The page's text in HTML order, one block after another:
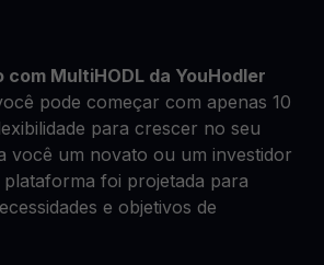
MultiHODL da YouHodler
pode começar com apenas 10
para crescer no seu
você um novato ou um investidor
foi projetada para
e objetivos de